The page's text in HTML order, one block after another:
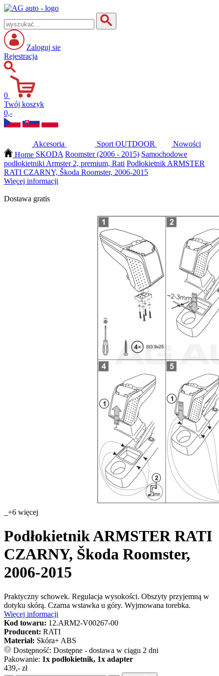
Zaloguj sie
Rejestracja
0
Twój koszyk
0,-
Akcesoria Sport OUTDOOR
Nowości
Home SKODA Roomster (2006 - 2015) Samochodowe
podłokietniki Armster 2, premium, Rati Podłokietnik ARMSTER
RATI CZARNY, Škoda Roomster, 2006-2015
Więcej informacji
Dostawa gratis
+6 więcej
Podłokietnik ARMSTER RATI
CZARNY, Škoda Roomster,
2006-2015
Praktyczny schowek. Regulacja wysokości. Obszyty przyjemną w
dotyku skórą. Czarna wstawka u góry. Wyjmowana torebka.
Więcej informacji
Kod towaru: 12.ARM2-V00267-00
Producent: RATI
Materiał: Skóra+ ABS
?
Dostępność: Dostępne - dostawa w ciągu 2 dni
Pakowanie: 1x podłokietnik, 1x adapter
439,- zł